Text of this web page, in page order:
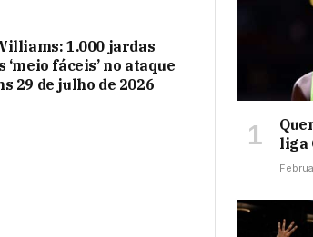
1.000 jardas
fáceis’ no ataque
29 de julho de 2026
liga